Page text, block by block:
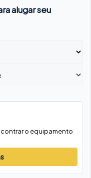
alugar seu
o equipamento